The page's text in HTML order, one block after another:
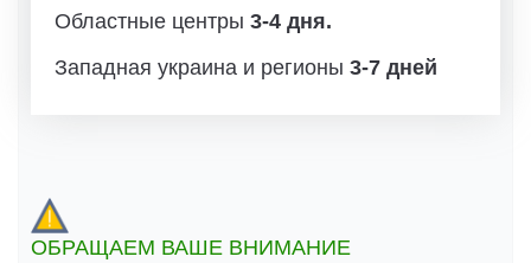
Областные центры 3-4 дня.
Западная украина и регионы 3-7 дней
ОБРАЩАЕМ ВАШЕ ВНИМАНИЕ